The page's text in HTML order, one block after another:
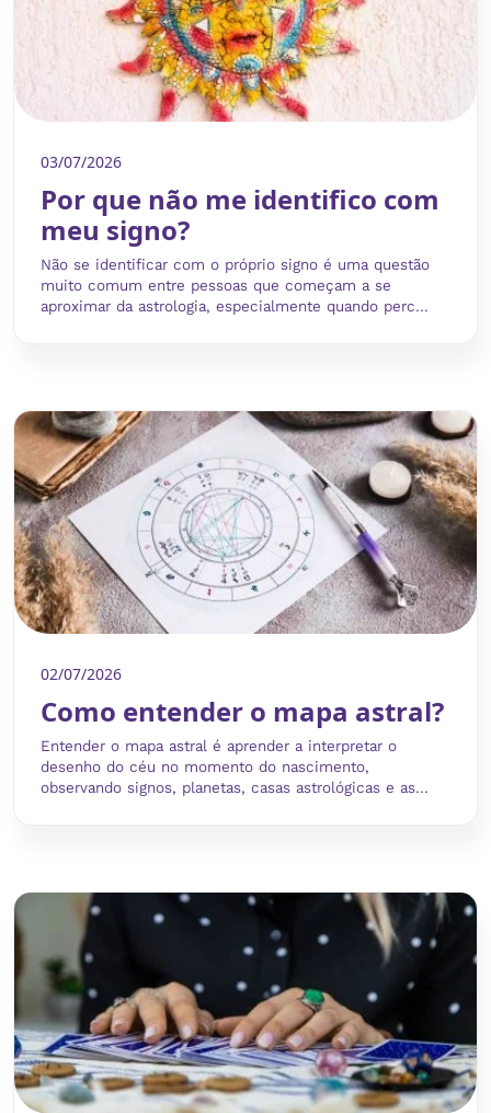
03/07/2026
Por que não me identifico com
meu signo?
Não se identificar com o próprio signo é uma questão
muito comum entre pessoas que começam a se
aproximar da astrologia, especialmente quando perc...
02/07/2026
Como entender o mapa astral?
Entender o mapa astral é aprender a interpretar o
desenho do céu no momento do nascimento,
observando signos, planetas, casas astrológicas e as...